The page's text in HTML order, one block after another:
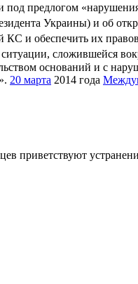
предлогом
Украины) и об
КС и обеспечить их
сложившейся
оснований и с
20 марта 2014 года
приветствуют